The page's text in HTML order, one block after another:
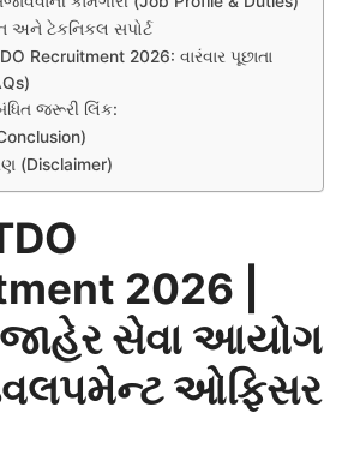
અને ટેકનિકલ સપોર્ટ
Recruitment 2026: વારંવાર પૂછાતા
જરૂરી લિંક:
(Disclaimer)
2026 |
સેવા આયોગ
ઓફિસર